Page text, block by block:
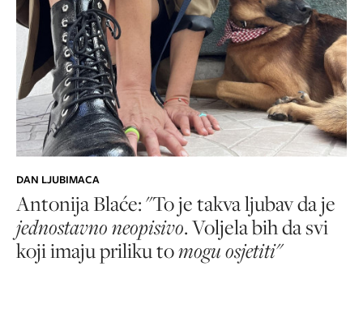
DAN LJUBIMACA
Antonija Blaće: "To je takva ljubav da je
jednostavno neopisivo. Voljela bih da svi
koji imaju priliku tomogu osjetiti"